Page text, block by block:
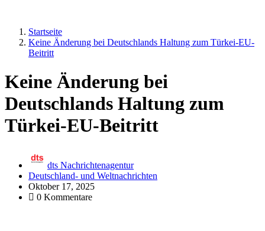
Startseite
Keine Änderung bei Deutschlands Haltung zum Türkei-EU-
Beitritt
Keine Änderung bei
Deutschlands Haltung zum
Türkei-EU-Beitritt
dts Nachrichtenagentur
Deutschland- und Weltnachrichten
Oktober 17, 2025
0 Kommentare